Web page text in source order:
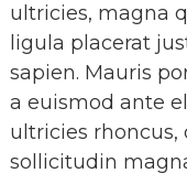
ultricies, magna
ligula placerat
sapien. Mauris
a euismod ante
ultricies
sollicitudin